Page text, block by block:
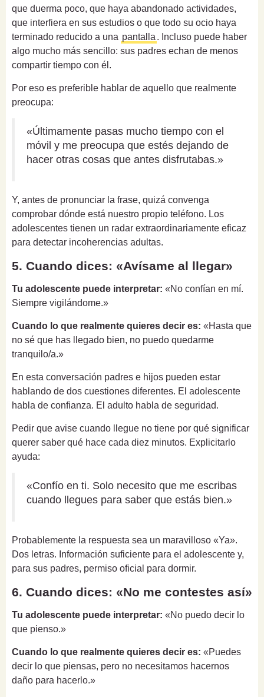
que duerma poco, que haya abandonado actividades,
que interfiera en sus estudios o que todo su ocio haya
terminado reducido a una pantalla . Incluso puede haber
algo mucho más sencillo: sus padres echan de menos
compartir tiempo con él.
Por eso es preferible hablar de aquello que realmente
preocupa:
«Últimamente pasas mucho tiempo con el
móvil y me preocupa que estés dejando de
hacer otras cosas que antes disfrutabas.»
Y, antes de pronunciar la frase, quizá convenga
comprobar dónde está nuestro propio teléfono. Los
adolescentes tienen un radar extraordinariamente eficaz
para detectar incoherencias adultas.
5. Cuando dices: «Avísame al llegar»
Tu adolescente puede interpretar: «No confían en mí.
Siempre vigilándome.»
Cuando lo que realmente quieres decir es: «Hasta que
no sé que has llegado bien, no puedo quedarme
tranquilo/a.»
En esta conversación padres e hijos pueden estar
hablando de dos cuestiones diferentes. El adolescente
habla de confianza. El adulto habla de seguridad.
Pedir que avise cuando llegue no tiene por qué significar
querer saber qué hace cada diez minutos. Explicitarlo
ayuda:
«Confío en ti. Solo necesito que me escribas
cuando llegues para saber que estás bien.»
Probablemente la respuesta sea un maravilloso «Ya».
Dos letras. Información suficiente para el adolescente y,
para sus padres, permiso oficial para dormir.
6. Cuando dices: «No me contestes así»
Tu adolescente puede interpretar: «No puedo decir lo
que pienso.»
Cuando lo que realmente quieres decir es: «Puedes
decir lo que piensas, pero no necesitamos hacernos
daño para hacerlo.»